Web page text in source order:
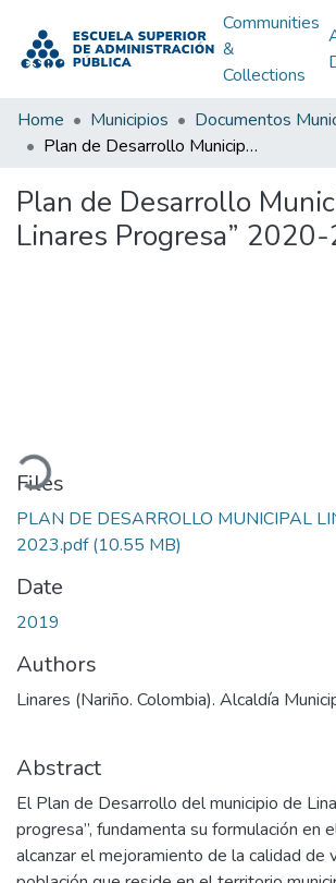
Communities
&
Collections
Home Municipios
Documentos
Plan de Desarrollo Municipal “ Linares Progresa” 2020-2023
Plan de Desarrollo
Linares Progresa”
Files
PLAN DE DESARROLLO MUNICIPAL
2023.pdf(10.55 MB)
Date
2019
Authors
Linares (Nariño. Colombia). Alcaldía
Abstract
El Plan de Desarrollo del municipio de
progresa”, fundamenta su formulación en
alcanzar el mejoramiento de la calidad de